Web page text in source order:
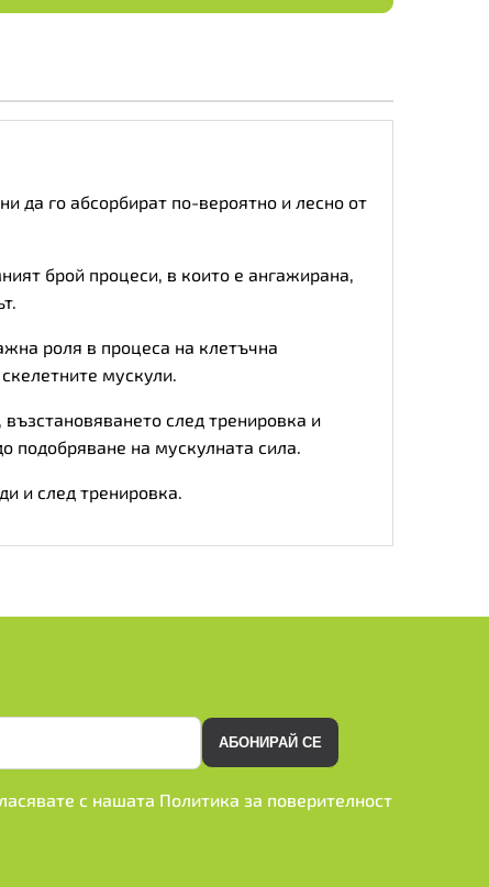
да го абсорбират по-вероятно и лесно от
брой процеси, в които е ангажирана,
роля в процеса на клетъчна
мускули.
след тренировка и
подобряване на мускулната сила.
и след тренировка.
АБОНИРАЙ СЕ
с нашата Политика за поверителност